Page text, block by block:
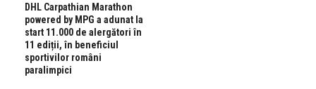
DHL Carpathian Marathon
powered by MPG a adunat la
start 11.000 de alergători în
11 ediții, în beneficiul
sportivilor români
paralimpici